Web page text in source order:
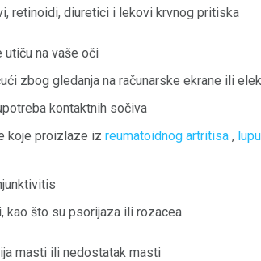
retinoidi, diuretici i lekovi krvnog pritiska
utiču na vaše oči
zbog gledanja na računarske ekrane ili
kontaktnih sočiva
koje proizlaze iz reumatoidnog artritisa ,
kao što su psorijaza ili rozacea
masti ili nedostatak masti